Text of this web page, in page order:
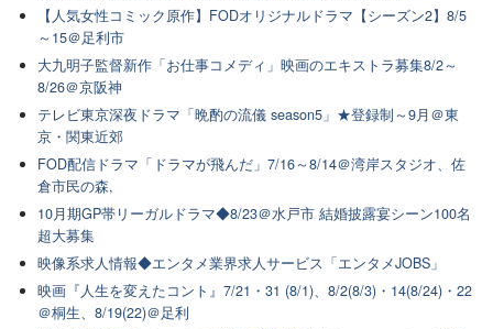
【人気女性コミック原作】FODオリジナルドラマ【シーズン2】8/5
～15＠足利市
大九明子監督新作「お仕事コメディ」映画のエキストラ募集8/2～
8/26＠京阪神
テレビ東京深夜ドラマ「晩酌の流儀 season5」★登録制～9月＠東
京・関東近郊
FOD配信ドラマ「ドラマが飛んだ」7/16～8/14＠湾岸スタジオ、佐
倉市民の森,
10月期GP帯リーガルドラマ◆8/23＠水戸市 結婚披露宴シーン100名
超大募集
映像系求人情報◆エンタメ業界求人サービス「エンタメJOBS」
映画『人生を変えたコント』7/21・31 (8/1)、8/2(8/3)・14(8/24)・22
＠桐生、8/19(22)＠足利